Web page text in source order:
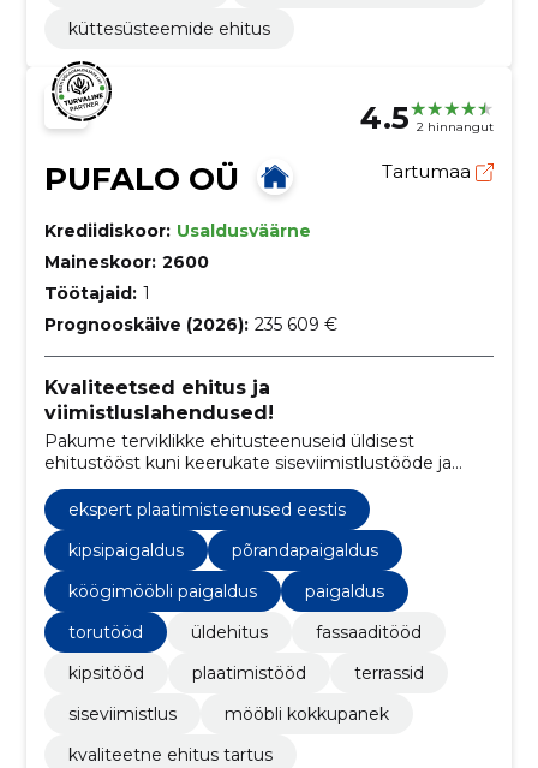
küttesüsteemide ehitus
4.5 2 hinnangut
PUFALO OÜ Tartumaa
Krediidiskoor: Usaldusväärne
Maineskoor: 2600
Töötajaid: 1
Prognooskäive (2026): 235 609 €
Kvaliteetsed ehitus ja
viimistluslahendused!
Pakume terviklikke ehitusteenuseid üldisest
ehitustööst kuni keerukate siseviimistlustööde ja
mööbli kokkupanekuni.
ekspert plaatimisteenused eestis
kipsipaigaldus
põrandapaigaldus
köögimööbli paigaldus
paigaldus
torutööd
üldehitus
fassaaditööd
kipsitööd
plaatimistööd
terrassid
siseviimistlus
mööbli kokkupanek
kvaliteetne ehitus tartus